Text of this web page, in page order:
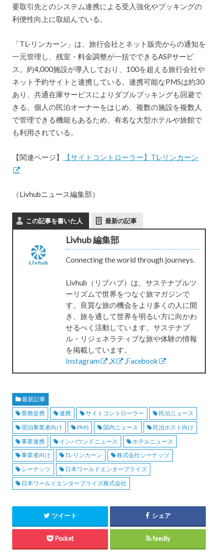
要取引先とのシステム連携による受入強化やブッキングの
利便性向上に取組んでいる。
「TL-リンカーン」は、旅行会社とネット販売からの通知を
一元管理し、残室・料金調整が一括でできるASPサービ
ス。約4,000施設が導入しており、100を超える旅行会社や
ネット予約サイトと連携している。連携可能なPMSは約30
あり、共通在庫サービスによりダブルブッキングも回避で
きる。個人の民泊オーナーをはじめ、複数の施設を複数人
で管理できる機能もあるため、有名な大型ホテルや旅館で
も利用されている。
【関連ページ】 【サイトコントローラー】TL-リンカーン
（Livhubニュース編集部）
この記事を書いた人 最新の記事
Livhub 編集部
Connecting the world through journeys.
Livhub（リブハブ）は、サステナブルツ
ーリズムで世界をつなぐ旅マガジンで
す。良質な旅の機会をより多くの人に開
き、旅を通して世界を明るい方に向かわ
せるべく活動しています。サステナブ
ル・リジェネラティブな旅や体験の情報
を掲載しています。
Instagram
,X ,Facebook
最新記事
業務提携
連携 サイトコントローラー
民泊ニュース
宿泊事業者向け
PMS 国内ニュース
民泊ホスト向け
事業連携
インバウンドニュース
ホテルニュース
事業者向け
TL-リンカーン
株式会社シーナッツ
シーナッツ
日本ワールドエンタープライズ
日本ワールドエンタープライズ株式会社
ツイート シェア
Pocket feedly